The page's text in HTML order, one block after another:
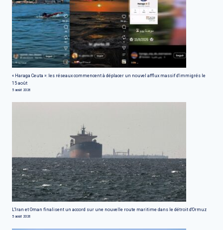
« Haraga Ceuta »: les réseaux commencent à déplacer un nouvel afflux massif d'immigrés le
15 août
5 août 2026
L'Iran et Oman finalisent un accord sur une nouvelle route maritime dans le détroit d'Ormuz
5 août 2026